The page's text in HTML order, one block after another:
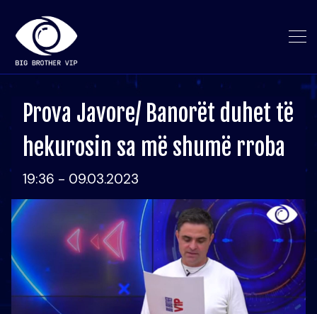
Prova Javore/ Banorët duhet të
hekurosin sa më shumë rroba
19:36 - 09.03.2023